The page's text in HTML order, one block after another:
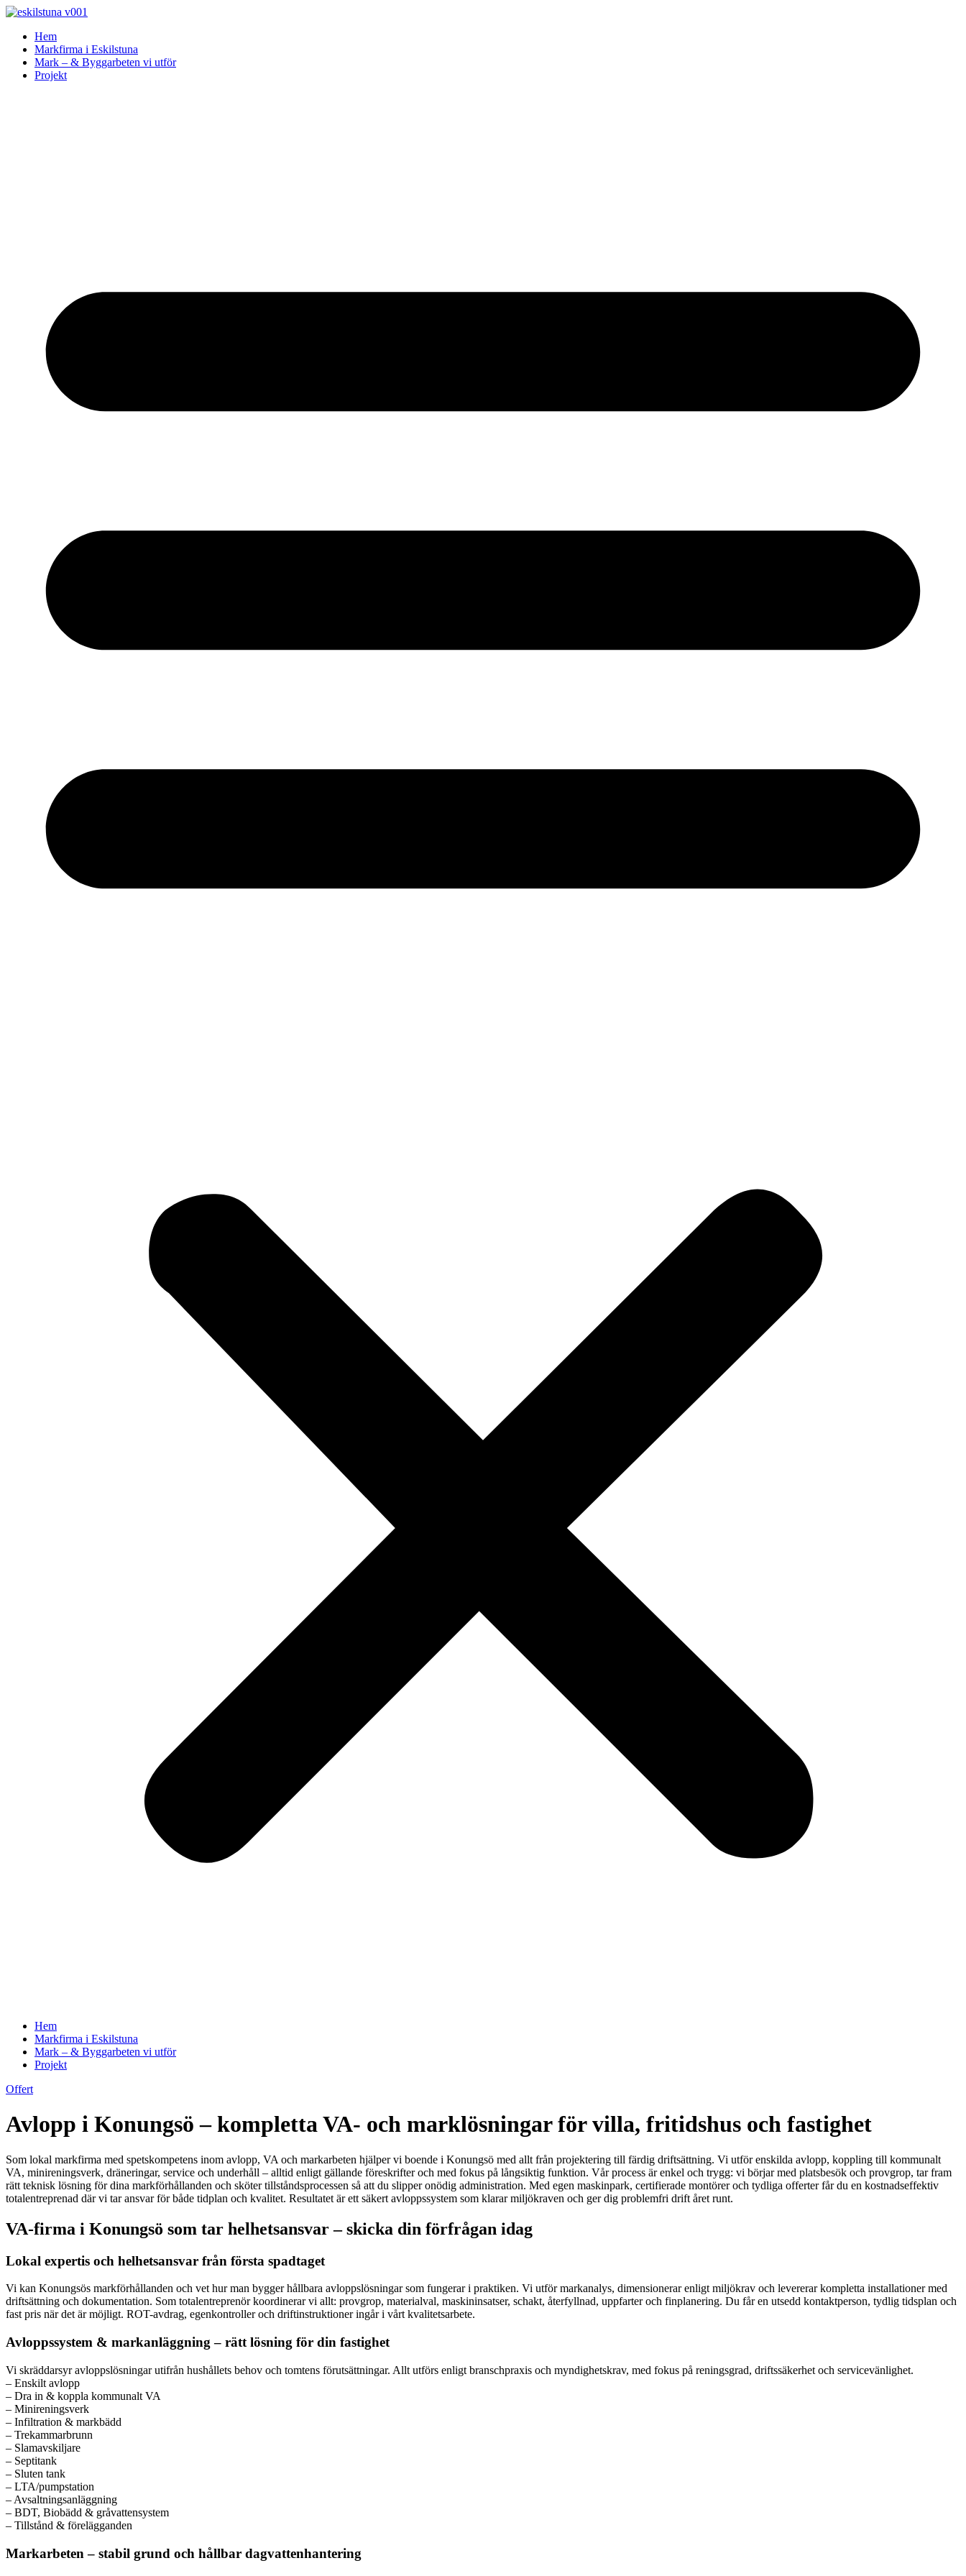
Skip
contentHem
Markfirma i Eskilstuna
Mark – & Byggarbeten vi utför
Projekt
Hem
Markfirma i Eskilstuna
Mark – & Byggarbeten vi utför
Projekt
Offert
Avlopp i Konungsö – kompletta VA- och marklösningar för villa, fritidshus och fastighet
Som lokal markfirma med spetskompetens inom avlopp, VA och markarbeten hjälper vi boende i Konungsö med allt från projektering till färdig driftsättning. Vi utför enskilda avlopp, koppling till kommunalt
VA, minireningsverk, dräneringar, service och underhåll – alltid enligt gällande föreskrifter och med fokus på långsiktig funktion. Vår process är enkel och trygg: vi börjar med platsbesök och provgrop, tar fram
rätt teknisk lösning för dina markförhållanden och sköter tillståndsprocessen så att du slipper onödig administration. Med egen maskinpark, certifierade montörer och tydliga offerter får du en kostnadseffektiv
totalentreprenad där vi tar ansvar för både tidplan och kvalitet. Resultatet är ett säkert avloppssystem som klarar miljökraven och ger dig problemfri drift året runt.
VA-firma i Konungsö som tar helhetsansvar – skicka din förfrågan idag
Lokal expertis och helhetsansvar från första spadtaget
Vi kan Konungsös markförhållanden och vet hur man bygger hållbara avloppslösningar som fungerar i praktiken. Vi utför markanalys, dimensionerar enligt miljökrav och levererar kompletta installationer med
driftsättning och dokumentation. Som totalentreprenör koordinerar vi allt: provgrop, materialval, maskininsatser, schakt, återfyllnad, uppfarter och finplanering. Du får en utsedd kontaktperson, tydlig tidsplan och
fast pris när det är möjligt. ROT-avdrag, egenkontroller och driftinstruktioner ingår i vårt kvalitetsarbete.
Avloppssystem & markanläggning – rätt lösning för din fastighet
Vi skräddarsyr avloppslösningar utifrån hushållets behov och tomtens förutsättningar. Allt utförs enligt branschpraxis och myndighetskrav, med fokus på reningsgrad, driftssäkerhet och servicevänlighet.
– Enskilt avlopp
– Dra in & koppla kommunalt VA
– Minireningsverk
– Infiltration & markbädd
– Trekammarbrunn
– Slamavskiljare
– Septitank
– Sluten tank
– LTA/pumpstation
– Avsaltningsanläggning
– BDT, Biobädd & gråvattensystem
– Tillstånd & förelägganden
Markarbeten – stabil grund och hållbar dagvattenhantering